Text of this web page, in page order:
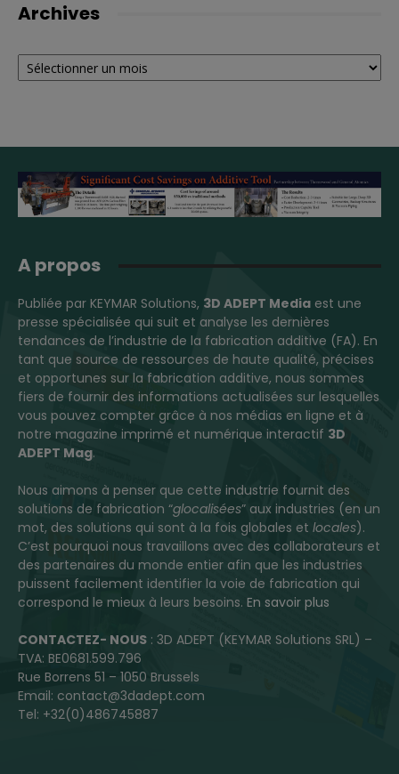
Archives
Archives
A propos
Publiée par KEYMAR Solutions, 3D ADEPT Media est une
presse spécialisée qui suit et analyse les dernières
tendances de l’industrie de la fabrication additive (FA). En
tant que source de ressources de haute qualité, précises
et opportunes sur la fabrication additive, nous sommes
fiers de fournir des informations actualisées sur lesquelles
vous pouvez compter grâce à nos médias en ligne et à
notre magazine imprimé et numérique interactif 3D
ADEPT Mag.
Nous aimons à penser que cette industrie fournit des
solutions de fabrication “glocalisées” aux industries (en un
mot, des solutions qui sont à la fois globales et locales).
C’est pourquoi nous travaillons avec des collaborateurs et
des partenaires du monde entier afin que les industries
puissent facilement identifier la voie de fabrication qui
correspond le mieux à leurs besoins. En savoir plus
CONTACTEZ- NOUS : 3D ADEPT (KEYMAR Solutions SRL) –
TVA: BE0681.599.796
Rue Borrens 51 – 1050 Brussels
Email: contact@3dadept.com
Tel: +32(0)486745887